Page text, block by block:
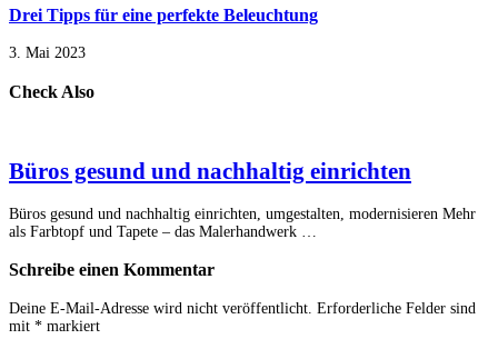
Drei Tipps für eine perfekte Beleuchtung
3. Mai 2023
Check Also
Büros gesund und nachhaltig einrichten
Büros gesund und nachhaltig einrichten, umgestalten, modernisieren Mehr
als Farbtopf und Tapete – das Malerhandwerk …
Schreibe einen Kommentar
Deine E-Mail-Adresse wird nicht veröffentlicht. Erforderliche Felder sind
mit * markiert